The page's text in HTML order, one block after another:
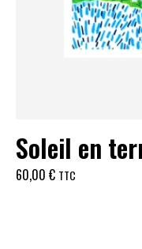
Soleil en
60,00 € TTC